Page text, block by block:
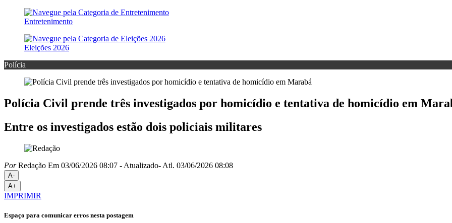
Entretenimento
Eleições 2026
Polícia
Polícia Civil prende três investigados por homicídio e tentativa de homicídio em
Entre os investigados estão dois policiais militares
PorRedação Em 03/06/2026 08:07 - Atualizado- Atl. 03/06/2026 08:08
A-
A+
IMPRIMIR
Espaço para comunicar erros nesta postagem